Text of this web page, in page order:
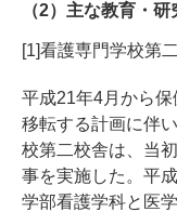
（2）主な教育・
[1]看護専門学校第
平成21年4月から
移転する計画に伴
校第二校舎は、当
事を実施した。平
学部看護学科と医